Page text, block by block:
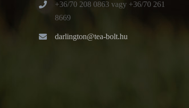
+36/70 208 0863 vagy +36/70 261
8669
darlington@tea-bolt.hu